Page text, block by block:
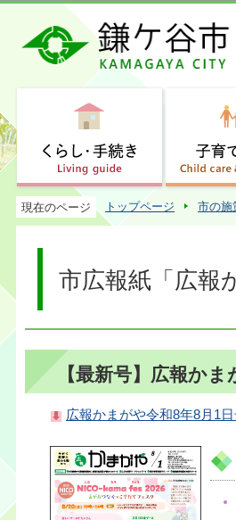
現在のページ トップページ 市の施
市広報紙「広報
【最新号】広報か
広報かまがや令和8年8月1日